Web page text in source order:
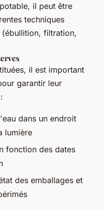
il peut être
techniques
filtration,
il est important
garantir leur
dans un endroit
lumière
fonction des dates
des emballages et